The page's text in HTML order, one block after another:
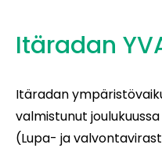
Itäradan
Itäradan
valmistunut
(Lupa- ja